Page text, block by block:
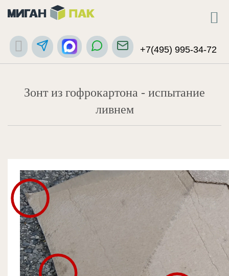
+7(495) 995-34-72
Зонт из гофрокартона - испытание
ливнем